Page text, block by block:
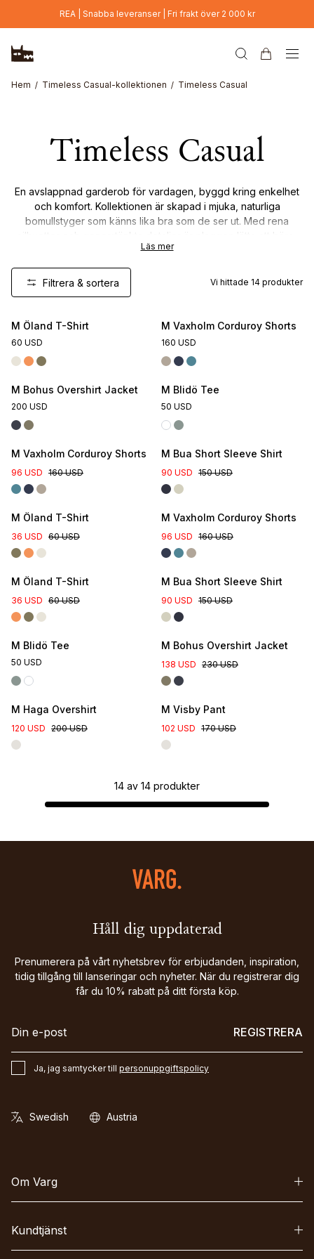
Hoppa till huvudinnehållREA | Snabba leveranser | Fri frakt över 2 000 kr
Hem Timeless Casual-kollektionen Timeless Casual
Timeless Casual
En avslappnad garderob för vardagen, byggd kring enkelhet
och komfort. Kollektionen är skapad i mjuka, naturliga
bomullstyger som känns lika bra som de ser ut. Med rena
silhuetter och genomtänkta detaljer är plaggen lätta att bära,
styla och återvända till – dag efter dag.
Tidlös, mångsidig och gjord för livet som det faktiskt levs.
Läs mer
Filtrera & sortera Vi hittade 14 produkter
M Öland T-Shirt
60 USD
M Vaxholm Corduroy Shorts
160 USD
M Bohus Overshirt Jacket
200 USD
Online Exclusive
M Blidö Tee
50 USD
M Vaxholm Corduroy Shorts
96 USD 160 USD
M Bua Short Sleeve Shirt
90 USD 150 USD
M Öland T-Shirt
36 USD 60 USD
M Vaxholm Corduroy Shorts
96 USD 160 USD
M Öland T-Shirt
36 USD 60 USD
M Bua Short Sleeve Shirt
90 USD 150 USD
Online Exclusive
M Blidö Tee
50 USD
M Bohus Overshirt Jacket
138 USD 230 USD
M Haga Overshirt
120 USD 200 USD
M Visby Pant
102 USD 170 USD
14 av 14 produkter
Håll dig uppdaterad
Prenumerera på vårt nyhetsbrev för erbjudanden, inspiration,
tidig tillgång till lanseringar och nyheter. När du registrerar dig
får du 10% rabatt på ditt första köp.
REGISTRERA
Ja, jag samtycker till personuppgiftspolicy
Om Varg
Kundtjänst